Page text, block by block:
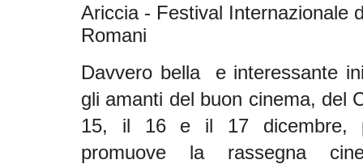
Ariccia - Festival Internazionale
Romani
Davvero bella e interessante
gli amanti del buon cinema, del
15, il 16 e il 17 dicembre,
promuove la rassegna